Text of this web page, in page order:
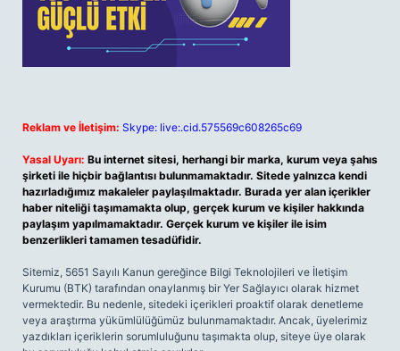
Reklam ve İletişim: Skype: live:.cid.575569c608265c69
Yasal Uyarı: Bu internet sitesi, herhangi bir marka, kurum veya şahıs
şirketi ile hiçbir bağlantısı bulunmamaktadır. Sitede yalnızca kendi
hazırladığımız makaleler paylaşılmaktadır. Burada yer alan içerikler
haber niteliği taşımamakta olup, gerçek kurum ve kişiler hakkında
paylaşım yapılmamaktadır. Gerçek kurum ve kişiler ile isim
benzerlikleri tamamen tesadüfidir.
Sitemiz, 5651 Sayılı Kanun gereğince Bilgi Teknolojileri ve İletişim
Kurumu (BTK) tarafından onaylanmış bir Yer Sağlayıcı olarak hizmet
vermektedir. Bu nedenle, sitedeki içerikleri proaktif olarak denetleme
veya araştırma yükümlülüğümüz bulunmamaktadır. Ancak, üyelerimiz
yazdıkları içeriklerin sorumluluğunu taşımakta olup, siteye üye olarak